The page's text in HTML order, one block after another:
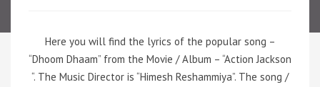
Here you will find the lyrics of the popular song –
“Dhoom Dhaam” from the Movie / Album – “Action Jackson
“. The Music Director is “Himesh Reshammiya”. The song /